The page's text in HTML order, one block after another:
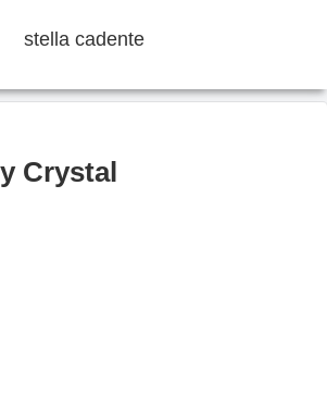
stella cadente
Crystal